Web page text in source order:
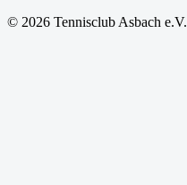
© 2026 Tennisclub Asbach e.V.